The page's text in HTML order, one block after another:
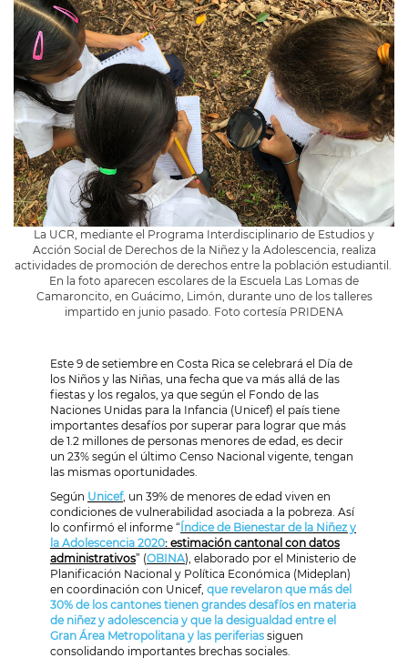
La UCR, mediante el Programa Interdisciplinario de Estudios y
Acción Social de Derechos de la Niñez y la Adolescencia, realiza
actividades de promoción de derechos entre la población estudiantil.
En la foto aparecen escolares de la Escuela Las Lomas de
Camaroncito, en Guácimo, Limón, durante uno de los talleres
impartido en junio pasado. Foto cortesía PRIDENA
Este 9 de setiembre en Costa Rica se celebrará el Día de
los Niños y las Niñas, una fecha que va más allá de las
fiestas y los regalos, ya que según el Fondo de las
Naciones Unidas para la Infancia (Unicef) el país tiene
importantes desafíos por superar para lograr que más
de 1.2 millones de personas menores de edad, es decir
un 23% según el último Censo Nacional vigente, tengan
las mismas oportunidades.
Según Unicef, un 39% de menores de edad viven en
condiciones de vulnerabilidad asociada a la pobreza. Así
lo confirmó el informe “Índice de Bienestar de la Niñez y
la Adolescencia 2020: estimación cantonal con datos
administrativos” (OBINA), elaborado por el Ministerio de
Planificación Nacional y Política Económica (Mideplan)
en coordinación con Unicef, que revelaron que más del
30% de los cantones tienen grandes desafíos en materia
de niñez y adolescencia y que la desigualdad entre el
Gran Área Metropolitana y las periferias siguen
consolidando importantes brechas sociales.